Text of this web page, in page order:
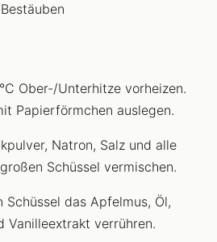
Ober-/Unterhitze vorheizen.
Papierförmchen auslegen.
Natron, Salz und alle
Schüssel vermischen.
Schüssel das Apfelmus, Öl,
Vanilleextrakt verrühren.